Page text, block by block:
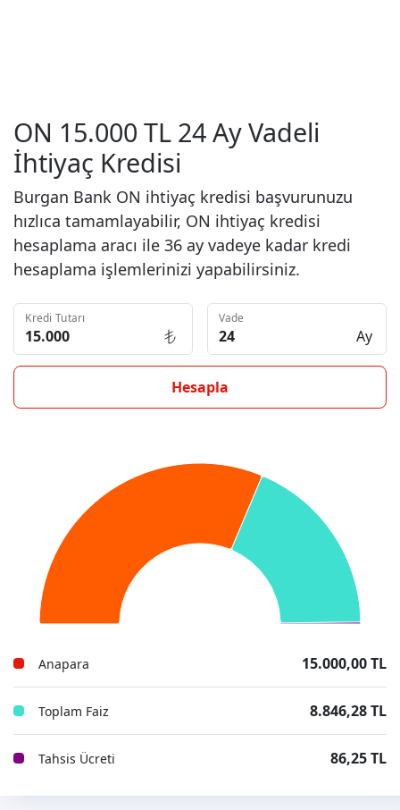
ON 15.000 TL 24 Ay Vadeli
İhtiyaç Kredisi
Burgan Bank ON ihtiyaç kredisi başvurunuzu
hızlıca tamamlayabilir, ON ihtiyaç kredisi
hesaplama aracı ile 36 ay vadeye kadar kredi
hesaplama işlemlerinizi yapabilirsiniz.
Kredi Tutarı Vade
Ay
Hesapla
Anapara 15.000,00 TL
Toplam Faiz 8.846,28 TL
Tahsis Ücreti 86,25 TL